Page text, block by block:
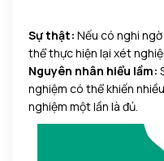
Sự thật: Nếu có nghi
thể thực hiện lại xét
Nguyên nhân hiểu lầm:
nghiệm có thể khiến
nghiệm một lần là đủ.